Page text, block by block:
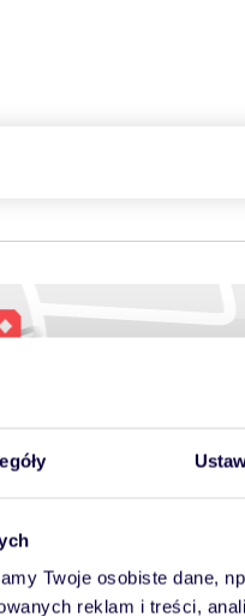
Twoje osobiste dane,
reklam i treści,
emisji